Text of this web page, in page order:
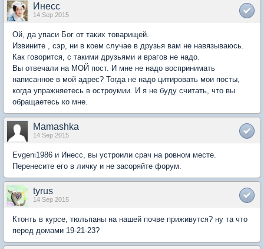
Инесс
14 Sep 2015
Ой, да упаси Бог от таких товарищей.
Извините , сэр, ни в коем случае в друзья вам не навязываюсь.
Как говорится, с такими друзьями и врагов не надо.
Вы отвечали на МОЙ пост. И мне не надо воспринимать
написанное в мой адрес? Тогда не надо цитировать мои посты,
когда упражняетесь в остроумии. И я не буду считать, что вы
обращаетесь ко мне.
Mamashka
14 Sep 2015
Evgeni1986 и Инесс, вы устроили срач на ровном месте.
Перенесите его в личку и не засоряйте форум.
tyrus
14 Sep 2015
Ктонть в курсе, тюльпаны на нашей почве приживутся? ну та что
перед домами 19-21-23?